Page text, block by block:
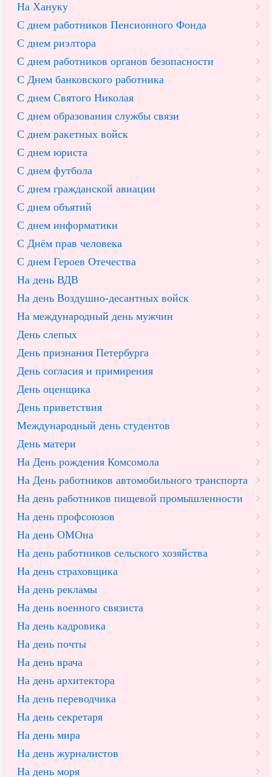
На Хануку
С днем работников Пенсионного Фонда
С днем риэлтора
С днем работников органов безопасности
С Днем банковского работника
С днем Святого Николая
С днем образования службы связи
С днем ракетных войск
С днем юриста
С днем футбола
С днем гражданской авиации
С днем объятий
С днем информатики
С Днём прав человека
С днем Героев Отечества
На день ВДВ
На день Воздушно-десантных войск
На международный день мужчин
День слепых
День признания Петербурга
День согласия и примирения
День оценщика
День приветствия
Международный день студентов
День матери
На День рождения Комсомола
На День работников автомобильного транспорта
На день работников пищевой промышленности
На день профсоюзов
На день ОМОна
На день работников сельского хозяйства
На день страховщика
На день рекламы
На день военного связиста
На день кадровика
На день почты
На день врача
На день архитектора
На день переводчика
На день секретаря
На день мира
На день журналистов
На день моря